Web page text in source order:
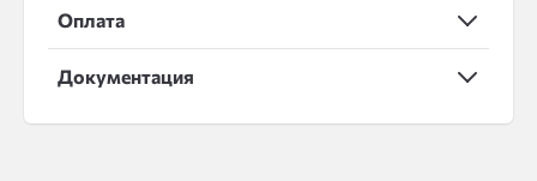
Оплата
Документация